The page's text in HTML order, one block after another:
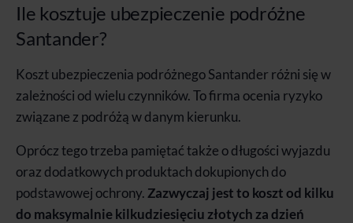
Ile kosztuje ubezpieczenie podróżne
Santander?
Koszt ubezpieczenia podróżnego Santander różni się w
zależności od wielu czynników. To firma ocenia ryzyko
związane z podróżą w danym kierunku.
Oprócz tego trzeba pamiętać także o długości wyjazdu
oraz dodatkowych produktach dokupionych do
podstawowej ochrony. Zazwyczaj jest to koszt od kilku
do maksymalnie kilkudziesięciu złotych za dzień